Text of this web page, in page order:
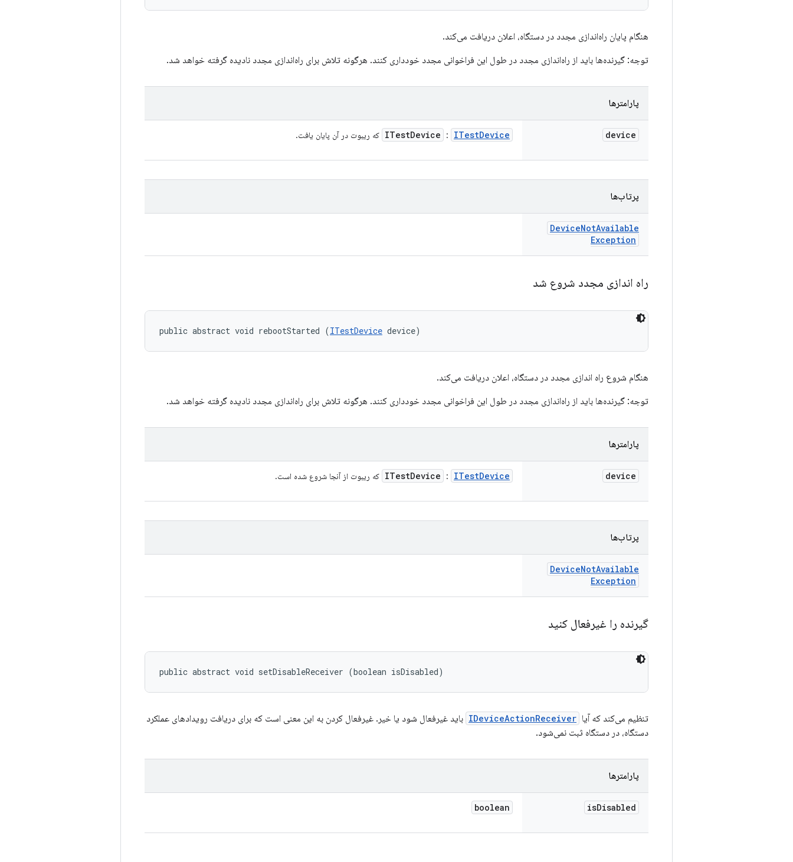
هنگام پایان راه‌اندازی مجدد در دستگاه، اعلان دریافت می‌کند.
توجه: گیرنده‌ها باید از راه‌اندازی مجدد در طول این فراخوانی مجدد خودداری کنند. هرگونه تلاش برای راه‌اندازی مجدد نادیده گرفته خواهد شد.
پارامترها
device
ITestDevice : ITestDevice که ریبوت در آن پایان یافت.
پرتاب‌ها
DeviceNotAvailable
Exception
راه اندازی مجدد شروع شد
public abstract void rebootStarted (ITestDevice device)
هنگام شروع راه اندازی مجدد در دستگاه، اعلان دریافت می‌کند.
توجه: گیرنده‌ها باید از راه‌اندازی مجدد در طول این فراخوانی مجدد خودداری کنند. هرگونه تلاش برای راه‌اندازی مجدد نادیده گرفته خواهد شد.
پارامترها
device
ITestDevice : ITestDevice که ریبوت از آنجا شروع شده است.
پرتاب‌ها
DeviceNotAvailable
Exception
گیرنده را غیرفعال کنید
public abstract void setDisableReceiver (boolean isDisabled)
تنظیم می‌کند که آیا IDeviceActionReceiver باید غیرفعال شود یا خیر. غیرفعال کردن به این معنی است که برای دریافت رویدادهای عملکرد
دستگاه، در دستگاه ثبت نمی‌شود.
پارامترها
isDisabled
boolean